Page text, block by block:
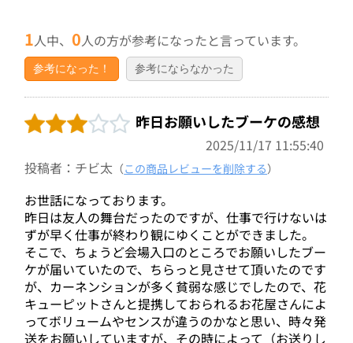
1人中、0人の方が参考になったと言っています。
参考になった！ 参考にならなかった
昨日お願いしたブーケの感想
2025/11/17 11:55:40
投稿者：チビ太 （この商品レビューを削除する）
お世話になっております。
昨日は友人の舞台だったのですが、仕事で行けないは
ずが早く仕事が終わり観にゆくことができました。
そこで、ちょうど会場入口のところでお願いしたブー
ケが届いていたので、ちらっと見させて頂いたのです
が、カーネンションが多く貧弱な感じでしたので、花
キューピットさんと提携しておられるお花屋さんによ
ってボリュームやセンスが違うのかなと思い、時々発
送をお願いしていますが、その時によって（お送りし